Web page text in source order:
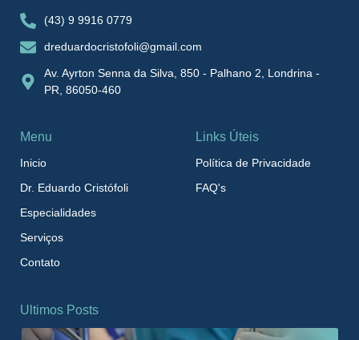
(43) 9 9916 0779
dreduardocristofoli@gmail.com
Av. Ayrton Senna da Silva, 850 - Palhano 2, Londrina -
PR, 86050-460
Menu
Inicio
Dr. Eduardo Cristófoli
Especialidades
Serviços
Contato
Links Úteis
Política de Privacidade
FAQ's
Ultimos Posts